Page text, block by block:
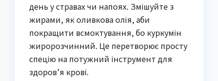
день у стравах чи напоях. Змішуйте з
жирами, як оливкова олія, аби
покращити всмоктування, бо куркумін
жиророзчинний. Це перетворює просту
спецію на потужний інструмент для
здоров’я крові.